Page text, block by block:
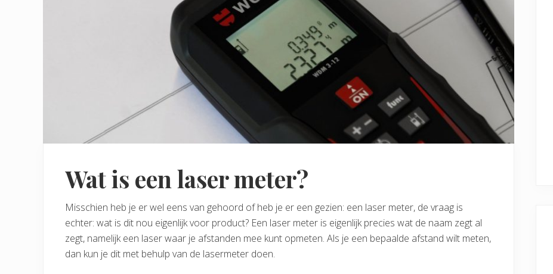
Wat is een laser meter?
Misschien heb je er wel eens van gehoord of heb je er een gezien: een laser meter, de vraag is
echter: wat is dit nou eigenlijk voor product? Een laser meter is eigenlijk precies wat de naam zegt al
zegt, namelijk een laser waar je afstanden mee kunt opmeten. Als je een bepaalde afstand wilt meten,
dan kun je dit met behulp van de lasermeter doen.